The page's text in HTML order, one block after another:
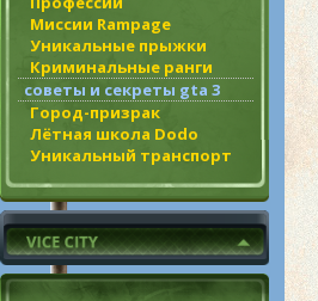
Миссии Rampage
Уникальные прыжки
Криминальные ранги
советы и секреты gta 3
Город-призрак
Лётная школа Dodo
Уникальный транспорт